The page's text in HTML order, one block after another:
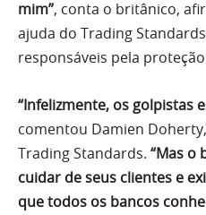
mim”, conta o britânico,
ajuda do Trading
responsáveis pela
“Infelizmente, os golpistas
comentou Damien
Trading Standards. “Mas o
cuidar de seus clientes e
que todos os bancos